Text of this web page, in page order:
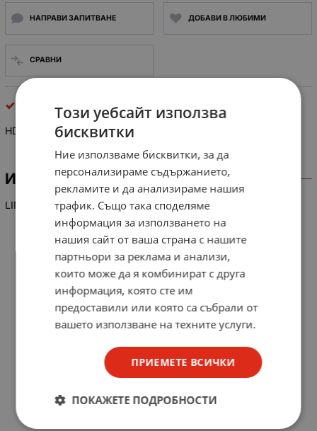
НАПРАВИ ЗАПИТВАНЕ ДОБАВИ В ЛЮБИМИ
СРАВНИ
интегрални схеми
HD 44840 A 50
ИНФОРМАЦИЯ
LIN-IC
Този уебсайт използва
бисквитки
Ние използваме бисквитки, за да
персонализираме съдържанието,
рекламите и да анализираме нашия
трафик. Също така споделяме
информация за използването на
нашия сайт от ваша страна с нашите
партньори за реклама и анализи,
които може да я комбинират с друга
информация, която сте им
предоставили или която са събрали от
вашето използване на техните услуги.
ПРИЕМЕТЕ ВСИЧКИ
ПОКАЖЕТЕ ПОДРОБНОСТИ